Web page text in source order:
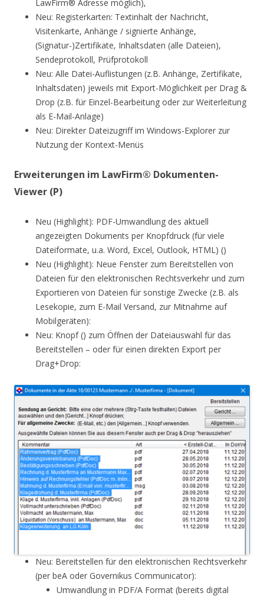
LawFirm® Adresse möglich),
Neu: Registerkarten: Textinhalt der Nachricht,
Visitenkarte, Anhänge / signierte Anhänge,
(Signatur-)Zertifikate, Inhaltsdaten (alle Dateien),
Sendeprotokoll, Prüfprotokoll
Neu: Alle Datei-Auflistungen (z.B. Anhänge, Zertifikate,
Inhaltsdaten) jeweils mit Export-Möglichkeit per Drag &
Drop (z.B. für Einzel-Bearbeitung oder zur Weiterleitung
als E-Mail-Anlage)
Neu: Direkter Dateizugriff im Windows-Explorer zur
Nutzung der Kontext-Menüs
Erweiterungen im LawFirm® Dokumenten-
Viewer (P)
Neu (Highlight): PDF-Umwandlung des aktuell
angezeigten Dokuments per Knopfdruck (für viele
Dateiformate, u.a. Word, Excel, Outlook, HTML) ()
Neu (Highlight): Neue Fenster zum Bereitstellen von
Dateien für den elektronischen Rechtsverkehr und zum
Exportieren von Dateien für sonstige Zwecke (z.B. als
Lesekopie, zum E-Mail Versand, zur Mitnahme auf
Mobilgeräten):
Neu: Knopf () zum Öffnen der Dateiauswahl für das
Bereitstellen – oder für einen direkten Export per
Drag+Drop:
Neu: Bereitstellen für den elektronischen Rechtsverkehr
(per beA oder Governikus Communicator):
Umwandlung in PDF/A Format (bereits digital